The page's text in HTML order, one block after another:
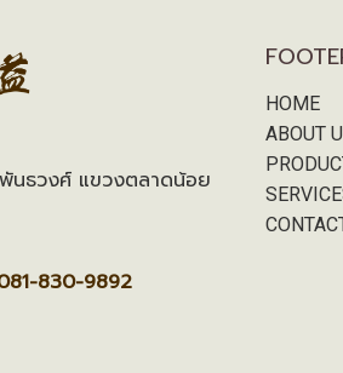
นธวงศ์ แขวงตลาดน้อย
830-9892
HOME
ABOUT